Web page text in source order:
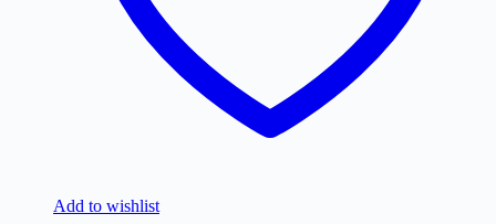
Add to wishlist